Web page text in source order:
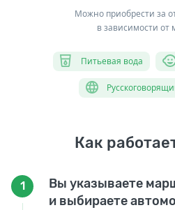
Можно приобрести за
в зависимости от
Питьевая вода
Как
1
Вы указываете
и выбираете